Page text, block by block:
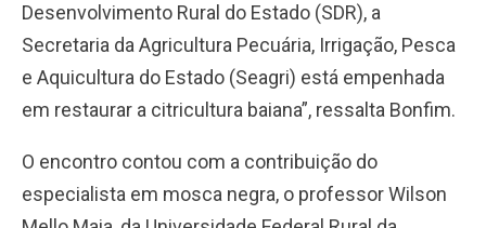
Desenvolvimento Rural do Estado (SDR), a
Secretaria da Agricultura Pecuária, Irrigação, Pesca
e Aquicultura do Estado (Seagri) está empenhada
em restaurar a citricultura baiana”, ressalta Bonfim.
O encontro contou com a contribuição do
especialista em mosca negra, o professor Wilson